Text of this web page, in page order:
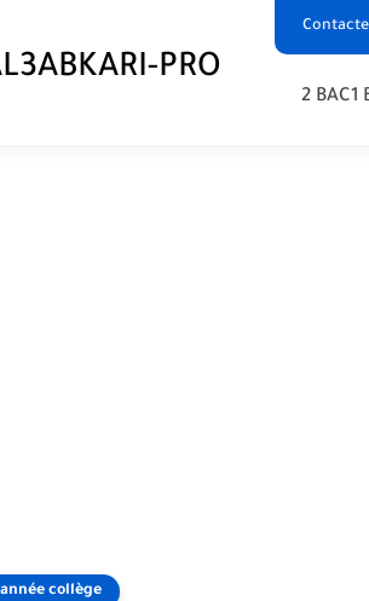
PRO
2 BAC1
collège